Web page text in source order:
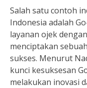
Salah satu contoh
Indonesia adalah
layanan ojek
menciptakan
sukses. Menurut
kunci kesuksesan
melakukan inovasi